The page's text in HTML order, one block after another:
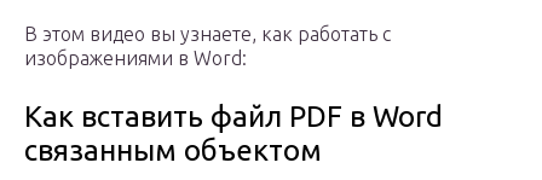
В этом видео вы узнаете, как работать с
изображениями в Word:
Как вставить файл PDF в Word
связанным объектом